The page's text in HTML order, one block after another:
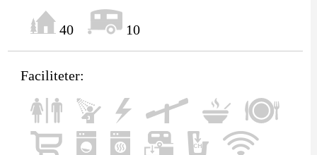
40 10
Faciliteter: